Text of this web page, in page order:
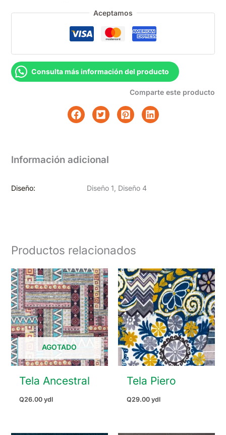
Aceptamos
Consulta más información del producto
Comparte este producto
Información adicional
Diseño: Diseño 1, Diseño 4
Productos relacionados
AGOTADO
Tela Ancestral
Q26.00 ydl
Tela Piero
Q29.00 ydl